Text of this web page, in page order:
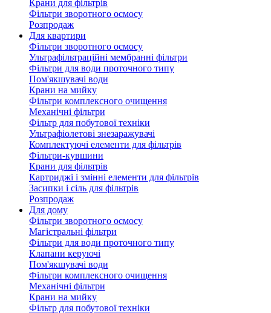
Крани для фільтрів
Фільтри зворотного осмосу
Розпродаж
Для квартири
Фільтри зворотного осмосу
Ультрафільтраційні мембранні фільтри
Фільтри для води проточного типу
Пом'якшувачі води
Крани на мийку
Фільтри комплексного очищення
Механічні фільтри
Фільтр для побутової техніки
Ультрафіолетові знезаражувачі
Комплектуючі елементи для фільтрів
Фільтри-кувшини
Крани для фільтрів
Картриджі і змінні елементи для фільтрів
Засипки і сіль для фільтрів
Розпродаж
Для дому
Фільтри зворотного осмосу
Магістральні фільтри
Фільтри для води проточного типу
Клапани керуючі
Пом'якшувачі води
Фільтри комплексного очищення
Механічні фільтри
Крани на мийку
Фільтр для побутової техніки